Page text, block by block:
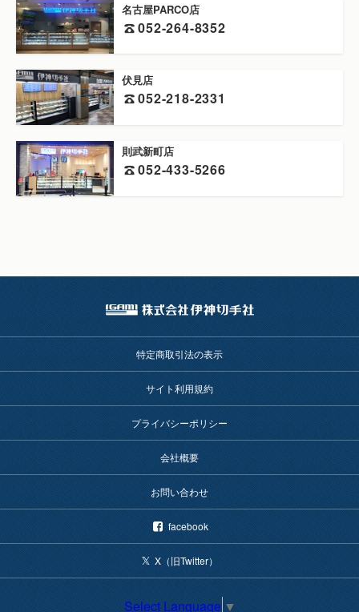
名古屋PARCO店
052-264-8352
伏見店
052-218-2331
則武新町店
052-433-5266
特定商取引法の表示
サイト利用規約
プライバシーポリシー
会社概要
お問い合わせ
facebook
X（旧Twitter）
Select Language ▼